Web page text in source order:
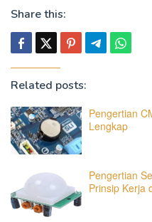
Share this:
Related posts:
Pengertian
Lengkap
Pengertian
Prinsip Kerja